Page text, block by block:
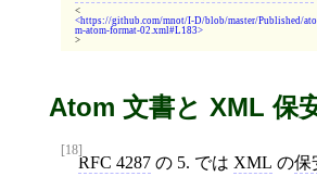
<
https://github.com/mnot/I-D/blob/master/Published/
m-atom-format-02.xml#L183
>
Atom 文書と XML 保
[18]
RFC 4287 の 5. では XML の保